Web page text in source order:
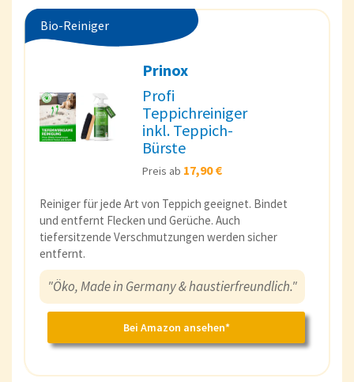
Bio-Reiniger
Prinox
Profi
Teppichreiniger
inkl. Teppich-
Bürste
Preis ab 17,90 €
Reiniger für jede Art von Teppich geeignet. Bindet
und entfernt Flecken und Gerüche. Auch
tiefersitzende Verschmutzungen werden sicher
entfernt.
"Öko, Made in Germany & haustierfreundlich."
Bei Amazon ansehen*